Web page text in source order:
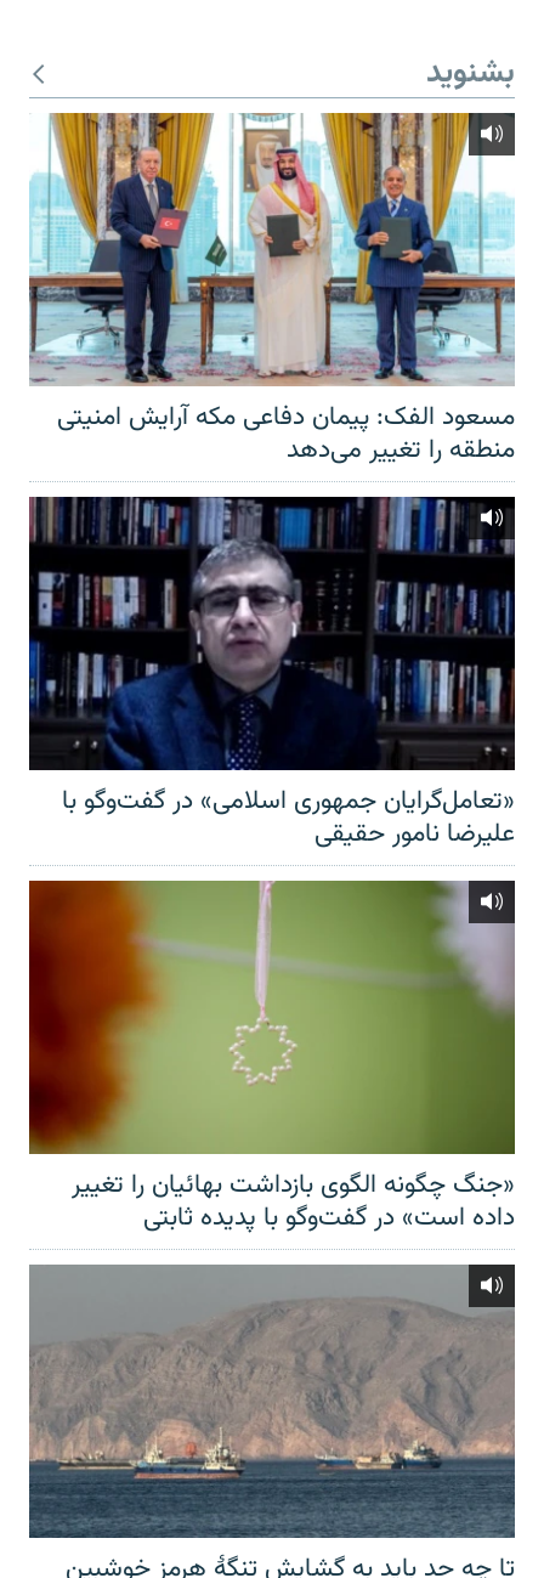
بشنوید
مسعود الفک: پیمان دفاعی مکه آرایش امنیتی
منطقه را تغییر می‌دهد
«تعامل‌گرایان جمهوری اسلامی» در گفت‌وگو با
علیرضا نامور حقیقی
«جنگ چگونه الگوی بازداشت بهائیان را تغییر
داده است» در گفت‌وگو با پدیده ثابتی
تا چه حد باید به گشایش تنگهٔ هرمز خوشبین